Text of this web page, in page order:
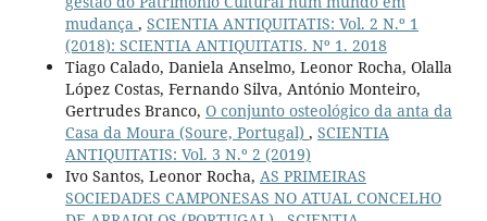
mudança , SCIENTIA ANTIQUITATIS: Vol. 2 N.º 1
(2018): SCIENTIA ANTIQUITATIS. Nº 1. 2018
Tiago Calado, Daniela Anselmo, Leonor Rocha, Olalla
López Costas, Fernando Silva, António Monteiro,
Gertrudes Branco, O conjunto osteológico da anta da
Casa da Moura (Soure, Portugal) , SCIENTIA
ANTIQUITATIS: Vol. 3 N.º 2 (2019)
Ivo Santos, Leonor Rocha, AS PRIMEIRAS
SOCIEDADES CAMPONESAS NO ATUAL CONCELHO